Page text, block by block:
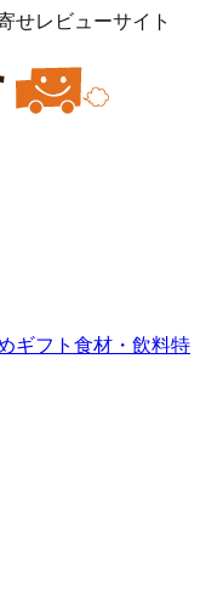
せレビューサイト
ギフト 食材・飲料特